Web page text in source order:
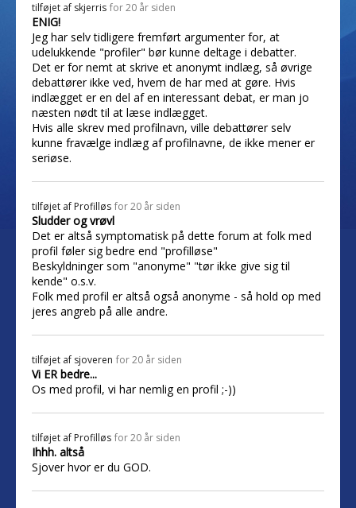
tilføjet af skjerris for 20 år siden
ENIG!
Jeg har selv tidligere fremført argumenter for, at
udelukkende "profiler" bør kunne deltage i debatter.
Det er for nemt at skrive et anonymt indlæg, så øvrige
debattører ikke ved, hvem de har med at gøre. Hvis
indlægget er en del af en interessant debat, er man jo
næsten nødt til at læse indlægget.
Hvis alle skrev med profilnavn, ville debattører selv
kunne fravælge indlæg af profilnavne, de ikke mener er
seriøse.
tilføjet af Profilløs for 20 år siden
Sludder og vrøvl
Det er altså symptomatisk på dette forum at folk med
profil føler sig bedre end "profilløse"
Beskyldninger som "anonyme" "tør ikke give sig til
kende" o.s.v.
Folk med profil er altså også anonyme - så hold op med
jeres angreb på alle andre.
tilføjet af sjoveren for 20 år siden
Vi ER bedre...
Os med profil, vi har nemlig en profil ;-))
tilføjet af Profilløs for 20 år siden
Ihhh. altså
Sjover hvor er du GOD.